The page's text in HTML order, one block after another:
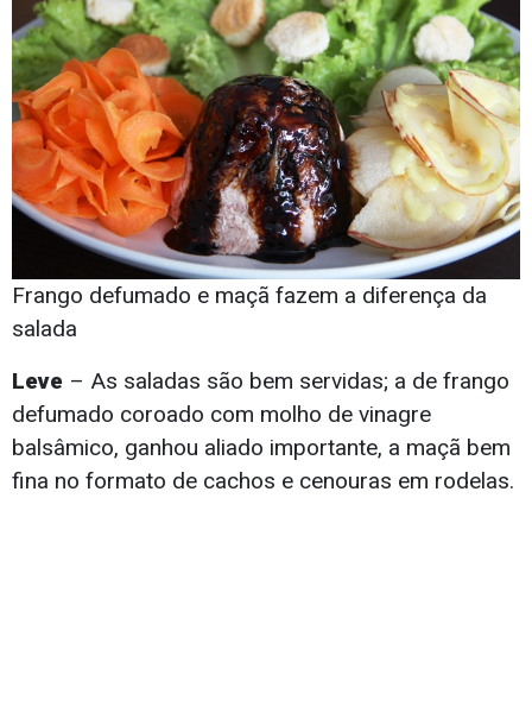
Frango defumado e maçã fazem a diferença da
salada
Leve – As saladas são bem servidas; a de frango
defumado coroado com molho de vinagre
balsâmico, ganhou aliado importante, a maçã bem
fina no formato de cachos e cenouras em rodelas.